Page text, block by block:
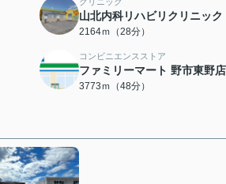
山北内科リハビリクリニック
2164ｍ（28分）
コンビニエンスストア
ファミリーマート 野市東野店
3773ｍ（48分）